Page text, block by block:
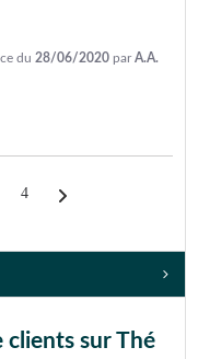
du 28/06/2020 parA.A.
4
clients sur Thé